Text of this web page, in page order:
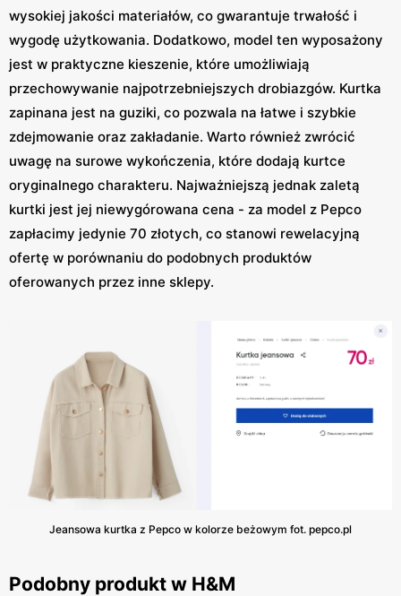
wysokiej jakości materiałów, co gwarantuje trwałość i
wygodę użytkowania. Dodatkowo, model ten wyposażony
jest w praktyczne kieszenie, które umożliwiają
przechowywanie najpotrzebniejszych drobiazgów. Kurtka
zapinana jest na guziki, co pozwala na łatwe i szybkie
zdejmowanie oraz zakładanie. Warto również zwrócić
uwagę na surowe wykończenia, które dodają kurtce
oryginalnego charakteru. Najważniejszą jednak zaletą
kurtki jest jej niewygórowana cena - za model z Pepco
zapłacimy jedynie 70 złotych, co stanowi rewelacyjną
ofertę w porównaniu do podobnych produktów
oferowanych przez inne sklepy.
Jeansowa kurtka z Pepco w kolorze beżowym fot. pepco.pl
Podobny produkt w H&M